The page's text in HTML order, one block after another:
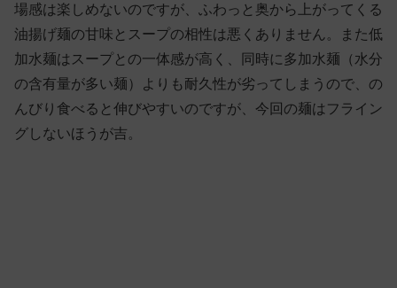
場感は楽しめないのですが、ふわっと奥から上がってくる
油揚げ麺の甘味とスープの相性は悪くありません。また低
加水麺はスープとの一体感が高く、同時に多加水麺（水分
の含有量が多い麺）よりも耐久性が劣ってしまうので、の
んびり食べると伸びやすいのですが、今回の麺はフライン
グしないほうが吉。